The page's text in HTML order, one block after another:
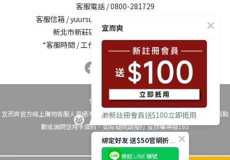
客服電話 / 0800-281729
客服信箱 /yuursun@mail.chung-shing.com.tw
新北市新莊區新北大道三段7號17樓之2
*客服時間 / 工作日10:00-12:00、13:00-17:00
！時時警覺反詐騙！
宜而爽官方線上購物客服人員絕不會以電話要求您操作ATM自動櫃員機、換購遊戲點
數或詢問信用卡資料，如有疑問請撥打 反詐騙專線165
宜而爽
🎁新註冊會員送$100立即抵用
綁定好友 送$50官網折扣碼
連結 LINE 帳號